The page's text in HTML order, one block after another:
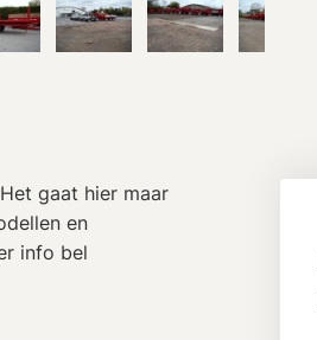
gaat hier maar
en
info bel